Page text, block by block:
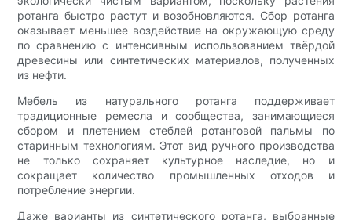
ротанга быстро растут и возобновляются. Сбор ротанга
оказывает меньшее воздействие на окружающую среду
по сравнению с интенсивным использованием твёрдой
древесины или синтетических материалов, полученных
из нефти.
Мебель из натурального ротанга поддерживает
традиционные ремесла и сообщества, занимающиеся
сбором и плетением стеблей ротанговой пальмы по
старинным технологиям. Этот вид ручного производства
не только сохраняет культурное наследие, но и
сокращает количество промышленных отходов и
потребление энергии.
Даже варианты из синтетического ротанга, выбранные